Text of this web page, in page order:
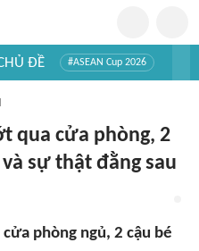
ĐỀ #ASEAN Cup 2026
qua cửa phòng, 2
sự thật đằng sau
phòng ngủ, 2 cậu bé